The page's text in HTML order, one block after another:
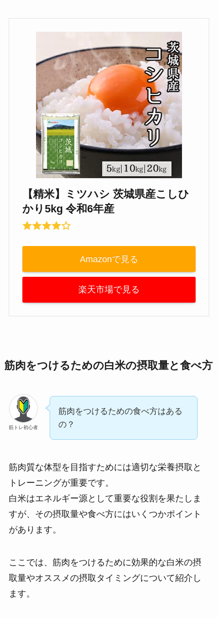
【精米】ミツハシ 茨城県産こしひ
かり5kg 令和6年産
Amazonで見る
楽天市場で見る
筋肉をつけるための白米の摂取量と食べ方
筋トレ初心者
筋肉をつけるための食べ方はある
の？
筋肉質な体型を目指すためには適切な栄養摂取と
トレーニングが重要です。
白米はエネルギー源として重要な役割を果たしま
すが、その摂取量や食べ方にはいくつかポイント
があります。
ここでは、筋肉をつけるために効果的な白米の摂
取量やオススメの摂取タイミングについて紹介し
ます。